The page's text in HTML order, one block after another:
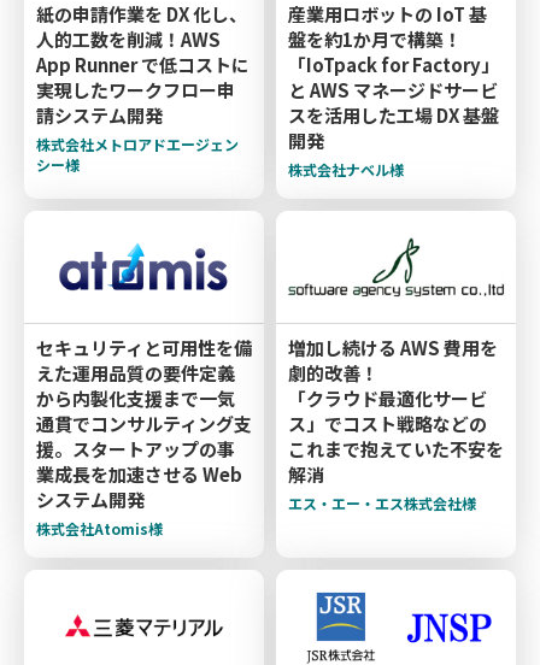
紙の申請作業を DX 化し、
人的工数を削減！AWS
App Runner で低コストに
実現したワークフロー申
請システム開発
株式会社メトロアドエージェン
シー様
産業用ロボットの IoT 基
盤を約1か月で構築！
「IoTpack for Factory」
と AWS マネージドサービ
スを活用した工場 DX 基盤
開発
株式会社ナベル様
セキュリティと可用性を備
えた運用品質の要件定義
から内製化支援まで一気
通貫でコンサルティング支
援。スタートアップの事
業成長を加速させる Web
システム開発
株式会社Atomis様
増加し続ける AWS 費用を
劇的改善！
「クラウド最適化サービ
ス」でコスト戦略などの
これまで抱えていた不安を
解消
エス・エー・エス株式会社様